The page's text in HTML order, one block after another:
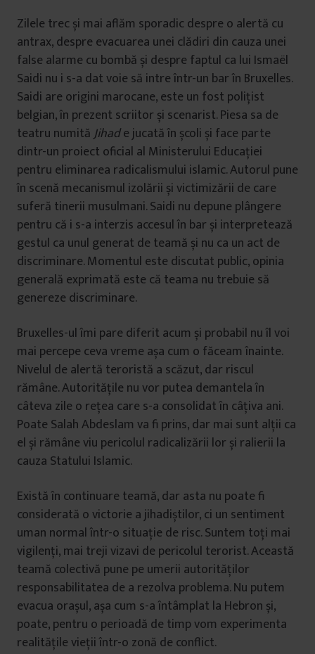
Zilele trec și mai aflăm sporadic despre o alertă cu
antrax, despre evacuarea unei clădiri din cauza unei
false alarme cu bombă și despre faptul ca lui Ismaël
Saidi nu i s-a dat voie să intre într-un bar în Bruxelles.
Saidi are origini marocane, este un fost polițist
belgian, în prezent scriitor și scenarist. Piesa sa de
teatru numităJihade jucată în școli și face parte
dintr-un proiect oficial al Ministerului Educației
pentru eliminarea radicalismului islamic. Autorul pune
în scenă mecanismul izolării și victimizării de care
suferă tinerii musulmani. Saidi nu depune plângere
pentru că i s-a interzis accesul în bar și interpretează
gestul ca unul generat de teamă și nu ca un act de
discriminare. Momentul este discutat public, opinia
generală exprimată este că teama nu trebuie să
genereze discriminare.
Bruxelles-ul îmi pare diferit acum și probabil nu îl voi
mai percepe ceva vreme așa cum o făceam înainte.
Nivelul de alertă teroristă a scăzut, dar riscul
rămâne. Autoritățile nu vor putea demantela în
câteva zile o rețea care s-a consolidat în câțiva ani.
Poate Salah Abdeslam va fi prins, dar mai sunt alții ca
el și rămâne viu pericolul radicalizării lor și ralierii la
cauza Statului Islamic.
Există în continuare teamă, dar asta nu poate fi
considerată o victorie a jihadiștilor, ci un sentiment
uman normal într-o situație de risc. Suntem toți mai
vigilenți, mai treji vizavi de pericolul terorist. Această
teamă colectivă pune pe umerii autorităților
responsabilitatea de a rezolva problema. Nu putem
evacua orașul, așa cum s-a întâmplat la Hebron și,
poate, pentru o perioadă de timp vom experimenta
realitățile vieții într-o zonă de conflict.